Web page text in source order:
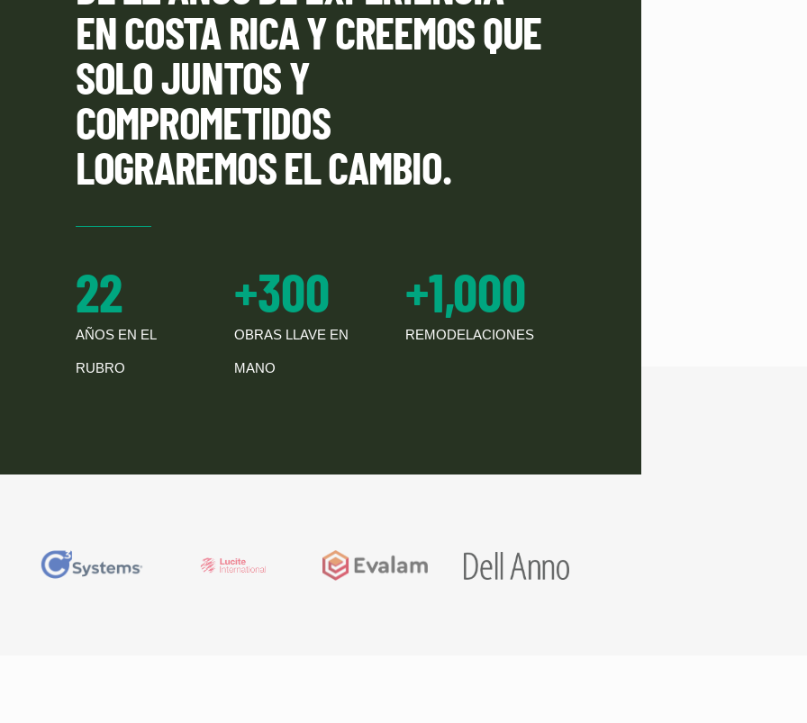
EN COSTA RICA Y CREEMOS QUE
SOLO JUNTOS Y
COMPROMETIDOS
LOGRAREMOS EL CAMBIO.
AÑOS EN EL
RUBRO
22
OBRAS LLAVE EN
MANO
+300
REMODELACIONES
+1,000